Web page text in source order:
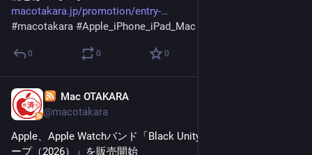
macotakara.jp/promotion/entry-
#macotakara #Apple_iPhone_iPad_Mac
0 0 0
Mac OTAKARA
@macotakara
Apple、Apple Watchバンド「Black Unityブレイデッドソロル
ープ（2026）」を販売開始